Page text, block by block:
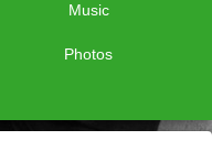
Music
Photos